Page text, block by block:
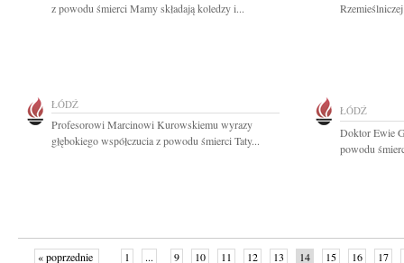
z powodu śmierci Mamy składają koledzy i...
ŁÓDŹ
Profesorowi Marcinowi Kurowskiemu wyrazy
głębokiego współczucia z powodu śmierci Taty...
ŁÓDŹ
Doktor Ewie
powodu
« poprzednie 1 ... 9 10 11 12 13 14 15 16 17